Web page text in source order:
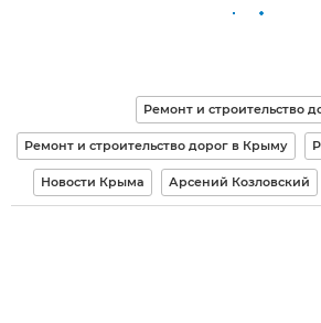
Ремонт и строительство
Ремонт и строительство дорог в Крыму
Новости Крыма Арсений Козловский